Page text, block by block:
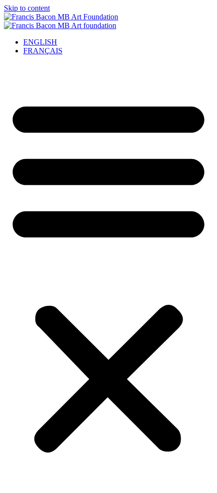
Skip to content
ENGLISH
FRANÇAIS